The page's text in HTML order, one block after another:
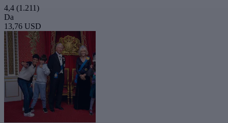
4,4 (1.211)
Da
13,76 USD